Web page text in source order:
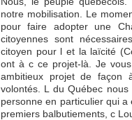
notre mobilisation. Le
pour faire adopter une
citoyennes sont
citoyen pour l et la laïcité
ont à c ce projet-là. Je
ambitieux projet de façon
volontés. L du Québec
personne en particulier qui
premiers balbutiements, c